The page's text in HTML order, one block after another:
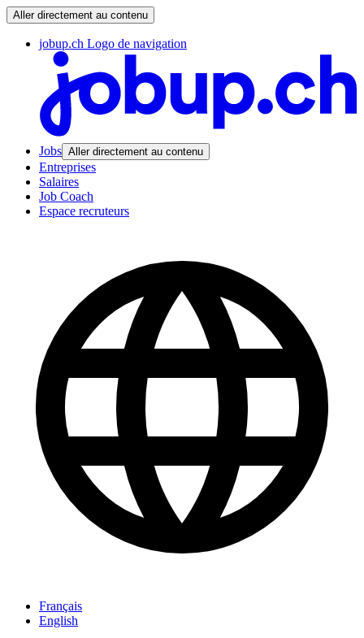
Aller directement au contenu
jobup.ch Logo de navigation
Jobs Aller directement au contenu
Entreprises
Salaires
Job Coach
Espace recruteurs
Français
English